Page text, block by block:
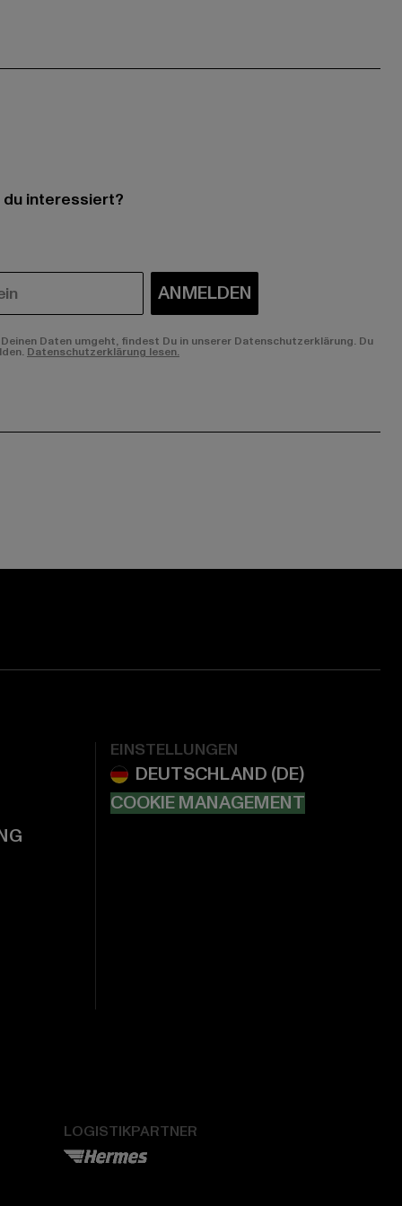
interessiert?
ANMELDEN
Daten umgeht, findest Du in unserer Datenschutzerklärung. Du
Datenschutzerklärung lesen.
EINSTELLUNGEN
COOKIE MANAGEMENT
LOGISTIKPARTNER